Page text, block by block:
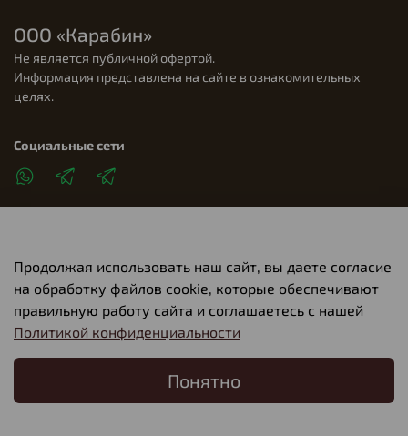
Клиентам
О компании
ООО «Карабин»
Не является публичной офертой.
Информация представлена на сайте в ознакомительных
целях.
Социальные сети
Продолжая использовать наш сайт, вы даете согласие
на обработку файлов cookie, которые обеспечивают
правильную работу сайта и соглашаетесь с нашей
Политикой конфиденциальности
Понятно